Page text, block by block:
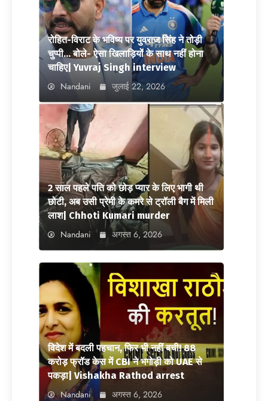
रोहित-विराट के भविष्य पर युवराज सिंह ने तोड़ी
चुप्पी… बोले- ऐसा खिलाड़ियों के साथ नहीं होना
चाहिए| Yuvraj Singh interview
Nandani जुलाई 22, 2026
2 साल पहले पति को छोड़ प्यार के लिए भागी थी
छोटी, अब उसी प्रेमी के कमरे से ट्रॉली बैग में मिली
लाश| Chhoti Kumari murder
Nandani अगस्त 6, 2026
विदेश में बदली पहचान, फिर भी नहीं बची! 88
करोड़ फ्रॉड केस में CBI ने भगोड़ी को UAE से
पकड़ा| Vishakha Rathod arrest
Nandani अगस्त 6, 2026